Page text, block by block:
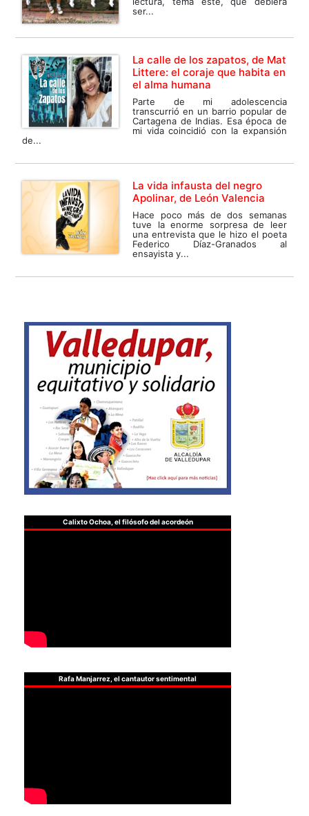
ser...
La calle de los zapatos, de Mat
Littere: el coraje que habita en
el alma humana
Parte de mi adolescencia
transcurrió en un barrio popular de
Cartagena de Indias. Esa época de
mi vida coincidió con la expansión
de...
La vida infausta del negro
Apolinar, de León Valencia
Hace poco más de dos semanas
tuve la enorme sorpresa de leer
una entrevista que le hizo el poeta
Federico Díaz-Granados al
ensayista y...
Calixto Ochoa, el filósofo del acordeón
Rafa Manjarrez, el cantautor sentimental